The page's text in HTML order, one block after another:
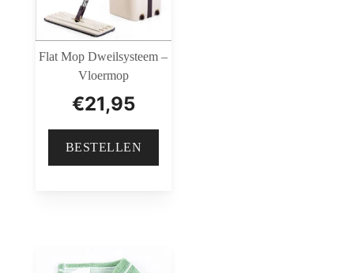
Flat Mop Dweilsysteem –
Vloermop
€21,95
BESTELLEN